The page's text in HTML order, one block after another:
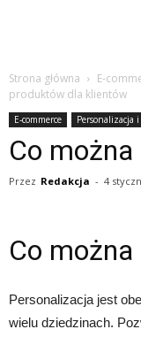
Strona główna E-
produktów dla klientów
E-commerce Personalizacja
Co
Przez Redakcja - 4
Co
Personalizacja jest
wielu dziedzinach.